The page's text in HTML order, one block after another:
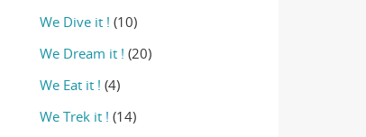
We Dive it ! (10)
We Dream it ! (20)
We Eat it ! (4)
We Trek it ! (14)